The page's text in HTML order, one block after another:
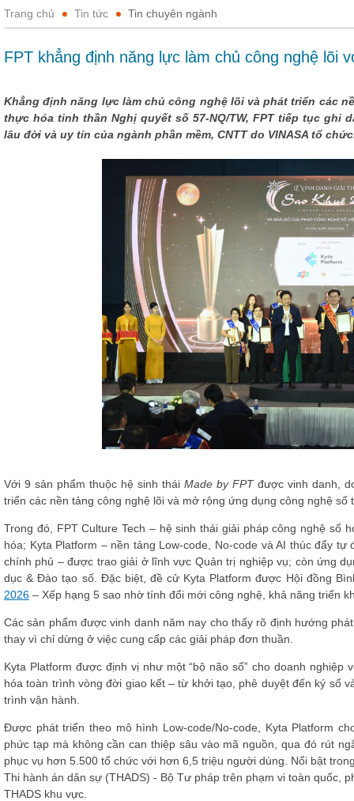
Trang chủ Tin tức Tin chuyên ngành
FPT khẳng định năng lực làm chủ công nghệ lõi
Khẳng định năng lực làm chủ công nghệ lõi và phát triển các
thực hóa tinh thần Nghị quyết số 57-NQ/TW, FPT tiếp tục ghi
lâu đời và uy tín của ngành phần mềm, CNTT do VINASA tổ
Với 9 sản phẩm thuộc hệ sinh thái Made by FPTđược vinh danh,
triển các nền tảng công nghệ lõi và mở rộng ứng dụng công nghệ số
Trong đó, FPT Culture Tech – hệ sinh thái giải pháp công nghệ số
hóa; Kyta Platform – nền tảng Low-code, No-code và AI thúc đẩy
chính phủ – được trao giải ở lĩnh vực Quản trị nghiệp vụ; còn ứng
dục & Đào tạo số. Đặc biệt, đề cử Kyta Platform được Hội đồng
2026 – Xếp hạng 5 sao nhờ tính đổi mới công nghệ, khả năng triển
Các sản phẩm được vinh danh năm nay cho thấy rõ định hướng
thay vì chỉ dừng ở việc cung cấp các giải pháp đơn thuần.
Kyta Platform được định vị như một “bộ não số” cho doanh nghiệp
hóa toàn trình vòng đời giao kết – từ khởi tạo, phê duyệt đến ký số
trình vận hành.
Được phát triển theo mô hình Low-code/No-code, Kyta Platform
phức tạp mà không cần can thiệp sâu vào mã nguồn, qua đó rút
phục vụ hơn 5.500 tổ chức với hơn 6,5 triệu người dùng. Nổi bật
Thi hành án dân sự (THADS) - Bộ Tư pháp trên phạm vi toàn quốc,
THADS khu vực.